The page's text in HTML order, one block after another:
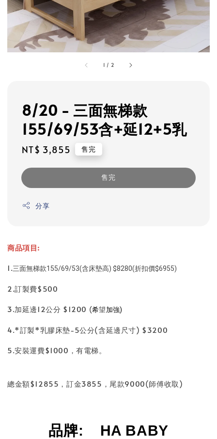
1 / 2
8/20 - 三面無梯款
155/69/53含+延12+5乳
Regular
NT$ 3,855 售完
售完
分享
商品項目:
1.三面無梯款155/69/53(含床墊高) $8280(折扣價$6955)
2.訂製費$500
3.加延邊12公分 $1200 (希望加強)
4.*訂製*乳膠床墊-5公分(含延邊尺寸) $3200
5.安裝運費$1000，有電梯。
總金額$12855，訂金3855，尾款9000(師傅收取)
品牌: HA BABY